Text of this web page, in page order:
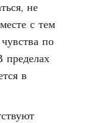
не
с тем
по
в